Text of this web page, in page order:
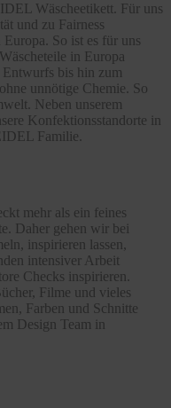
Wäscheetikett. Für uns
und zu Fairness
So ist es für uns
in Europa
Entwurfs bis hin zum
unnötige Chemie. So
Neben unserem
Konfektionsstandorte in
Familie.
mehr als ein feines
Daher gehen wir bei
inspirieren lassen,
intensiver Arbeit
Checks inspirieren.
Filme und vieles
Farben und Schnitte
Design Team in